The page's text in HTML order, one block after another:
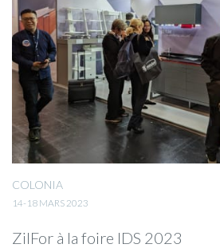
COLONIA
14-18 MARS 2023
ZilFor à la foire IDS 2023